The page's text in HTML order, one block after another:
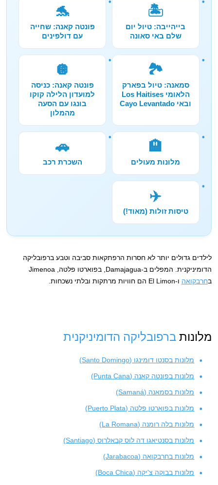
🏝️
בייהייבה: טיול יום
שלם באי סאונה
🐬
פונטה קאנה: שחייה
עם דולפינים
🏞️
סמאנה: טיול בפארק
הלאומי Los Haitises
ובאי Cayo Levantado
🪩
פונטה קאנה: כניסה
למועדון הלילה קוקו
בונגו עם הסעה
מהמלון
🏨
מלונות מעולים
🚗
השכרת רכב
✈️
טיסות זולות (מאוד!)
לילדים גדולים יותר לא חסרות הרפתקאות סביבה וטבע ברפובליקה
הדומיניקנית. המפלים ב-Damajagua, בפוארטו פלטה, Jimenoa
בחרבקואה ו-El Limon הם חוויות מרתקות ובלתי נשכחות.
מלונותברפובליקה הדומיניקנית
מלונות בסנטו דומינגו (Santo Domingo)
מלונות בפונטה קאנה (Punta Cana)
מלונות בסמאנה (Samaná)
מלונות בפוארטו פלטה (Puerto Plata)
מלונות בלה רומנה (La Romana)
מלונות בסנטיאגו דה לוס קבאלרוס (Santiago)
מלונות בחרבקואה (Jarabacoa)
מלונות בבוקה צ'יקה (Boca Chica)